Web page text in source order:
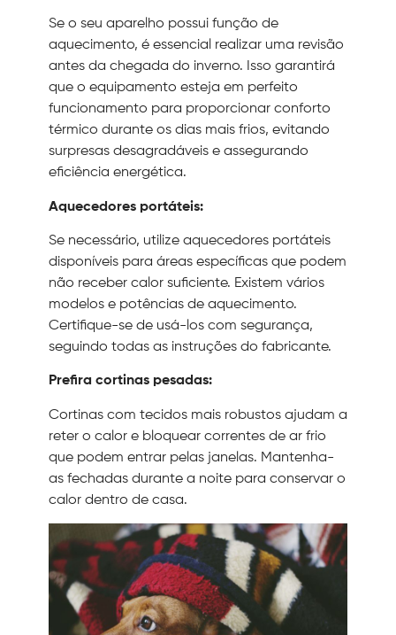
Se o seu aparelho possui função de
aquecimento, é essencial realizar uma revisão
antes da chegada do inverno. Isso garantirá
que o equipamento esteja em perfeito
funcionamento para proporcionar conforto
térmico durante os dias mais frios, evitando
surpresas desagradáveis e assegurando
eficiência energética.
Aquecedores portáteis:
Se necessário, utilize aquecedores portáteis
disponíveis para áreas específicas que podem
não receber calor suficiente. Existem vários
modelos e potências de aquecimento.
Certifique-se de usá-los com segurança,
seguindo todas as instruções do fabricante.
Prefira cortinas pesadas:
Cortinas com tecidos mais robustos ajudam a
reter o calor e bloquear correntes de ar frio
que podem entrar pelas janelas. Mantenha-
as fechadas durante a noite para conservar o
calor dentro de casa.